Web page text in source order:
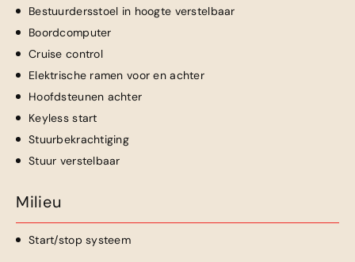
Bestuurdersstoel in hoogte verstelbaar
Boordcomputer
Cruise control
Elektrische ramen voor en achter
Hoofdsteunen achter
Keyless start
Stuurbekrachtiging
Stuur verstelbaar
Milieu
Start/stop systeem